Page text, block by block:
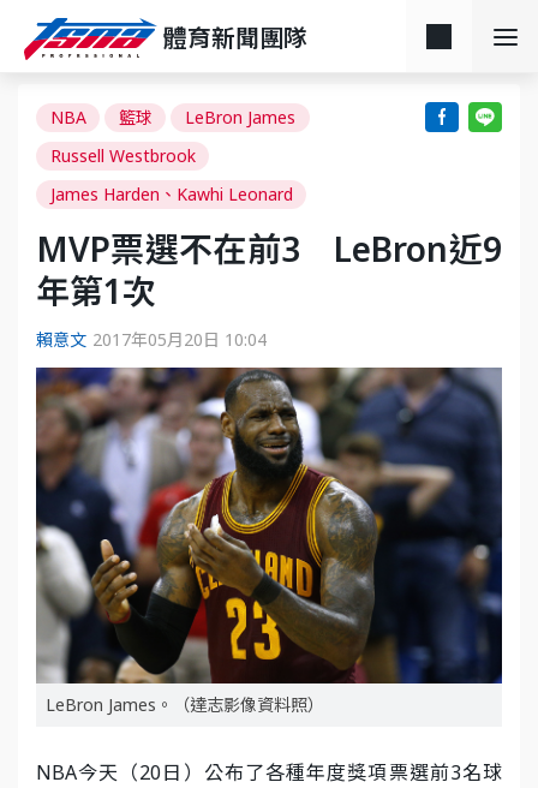
體育新聞團隊
NBA 籃球
LeBron James
Russell Westbrook
James Harden、Kawhi Leonard
MVP票選不在前3 LeBron近9
年第1次
賴意文 2017年05月20日 10:04
LeBron James。（達志影像資料照）
NBA今天（20日）公布了各種年度獎項票選前3名球